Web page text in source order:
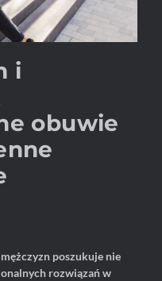
i
obuwie
poszukuje nie
rozwiązań w